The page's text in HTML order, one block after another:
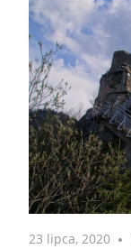
23 lipca, 2020